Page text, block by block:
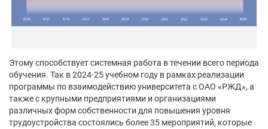
Этому способствует системная работа в течении всего периода
обучения. Так в 2024-25 учебном году в рамках реализации
программы по взаимодействию университета с ОАО «РЖД», а
также с крупными предприятиями и организациями
различных форм собственности для повышения уровня
трудоустройства состоялись более 35 мероприятий, которые